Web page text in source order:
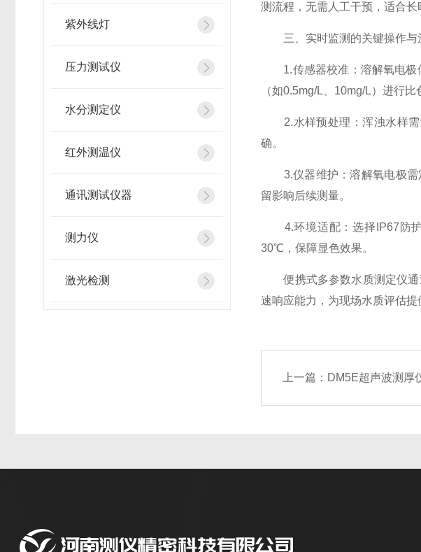
紫外线灯
压力测试仪
水分测定仪
红外测温仪
通讯测试仪器
测力仪
激光检测
测流程，无需人工干预，适合长
三、实时监测的关键操作与
1.传感器校准：溶解氧电极
（如0.5mg/L、10mg/L）进行比
2.水样预处理：浑浊水样需
确。
3.仪器维护：溶解氧电极需
留影响后续测量。
4.环境适配：选择IP67防护
30℃，保障显色效果。
便携式多参数水质测定仪通
速响应能力，为现场水质评估提
上一篇： DM5E超声波测厚